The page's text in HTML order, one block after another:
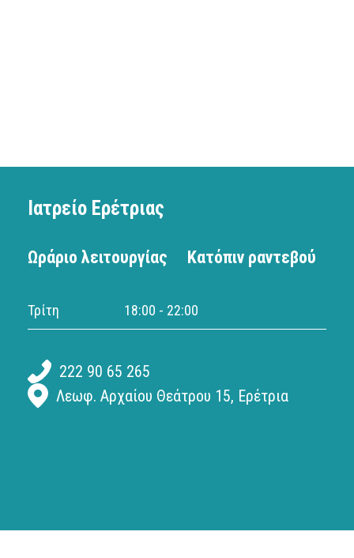
Ιατρείο Ερέτριας
Ωράριο λειτουργίας Κατόπιν ραντεβού
Τρίτη 18:00 - 22:00
222 90 65 265
Λεωφ. Αρχαίου Θεάτρου 15, Ερέτρια